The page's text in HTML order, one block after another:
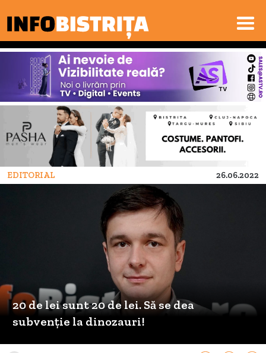
EDITORIAL 26.06.2022
20 de lei sunt 20 de lei. Să se dea
subvenție la dinozauri!